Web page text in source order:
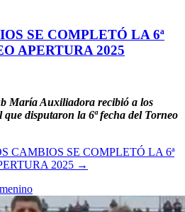
SE COMPLETÓ LA 6ª
APERTURA 2025
María Auxiliadora recibió a los
disputaron la 6ª fecha del Torneo
CAMBIOS SE COMPLETÓ LA 6ª
2025 →